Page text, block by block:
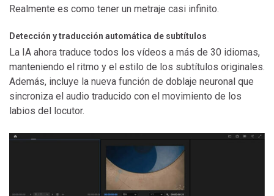
Realmente es como tener un metraje casi infinito.
Detección y traducción automática de subtítulos
La IA ahora traduce todos los vídeos a más de 30 idiomas,
manteniendo el ritmo y el estilo de los subtítulos originales.
Además, incluye la nueva función de doblaje neuronal que
sincroniza el audio traducido con el movimiento de los
labios del locutor.